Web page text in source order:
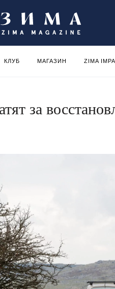
КЛУБ МАГАЗИН ZIMA
за